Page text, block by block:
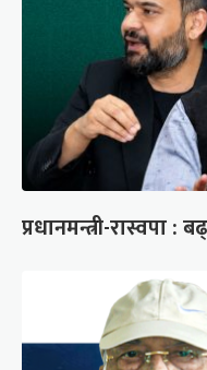
प्रधानमन्त्री-रास्वपा